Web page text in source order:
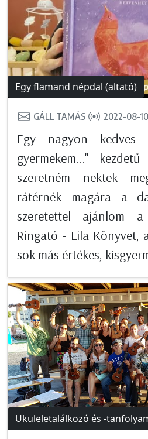
Egy flamand népdal (altató)
GÁLL TAMÁS 2022-08-10
Egy nagyon
gyermekem..."
szeretném nektek
rátérnék magára a
szeretettel ajánlom
Ringató - Lila Könyvet,
sok más értékes,
Ukuleletalálkozó és -